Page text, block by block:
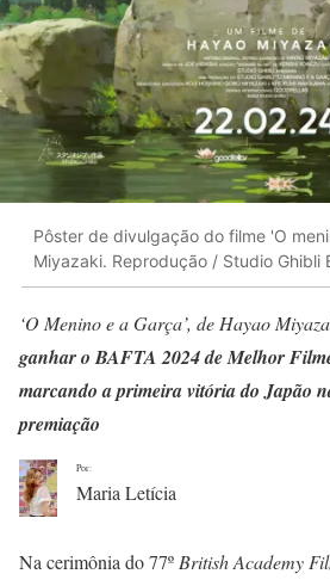
Pôster de divulgação do filme 'O
Miyazaki. Reprodução / Studio Ghibli
‘O Menino e a Garça’, de Hayao
ganhar o BAFTA 2024 de Melhor
marcandoa primeira vitória do Japão
premiação
Por:
Maria Letícia
Na cerimônia do 77º British Academy